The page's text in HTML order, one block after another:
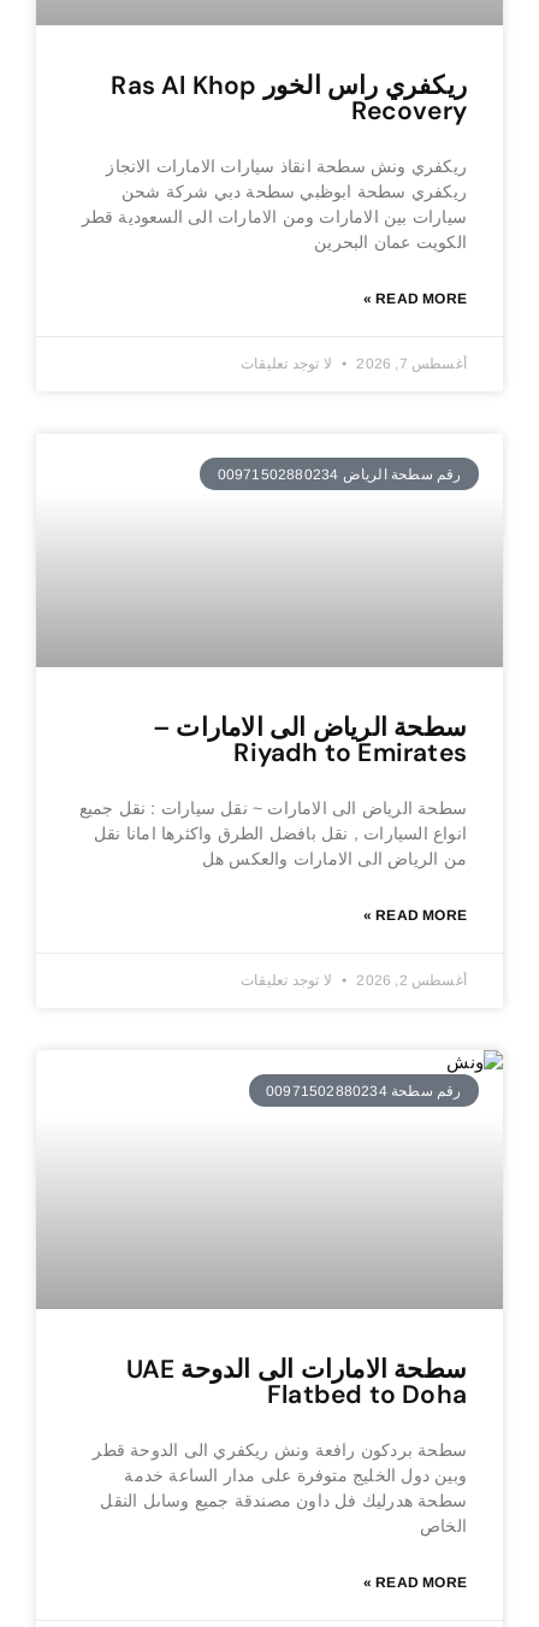
ريكفري راس الخور Ras Al Khop
Recovery
ريكفري ونش سطحة انقاذ سيارات الامارات الانجاز
ريكفري سطحة ابوظبي سطحة دبي شركة شحن
سيارات بين الامارات ومن الامارات الى السعودية قطر
الكويت عمان البحرين
READ MORE »
أغسطس 7, 2026 لا توجد تعليقات
رقم سطحة الرياض 00971502880234
سطحة الرياض الى الامارات –
Riyadh to Emirates
سطحة الرياض الى الامارات ~ نقل سيارات : نقل جميع
انواع السيارات , نقل بافضل الطرق واكثرها امانا نقل
من الرياض الى الامارات والعكس هل
READ MORE »
أغسطس 2, 2026 لا توجد تعليقات
رقم سطحة 00971502880234
سطحة الامارات الى الدوحة UAE
Flatbed to Doha
سطحة بردكون رافعة ونش ريكفري الى الدوحة قطر
وبين دول الخليج متوفرة على مدار الساعة خدمة
سطحة هدرليك فل داون مصندقة جميع وساىل النقل
الخاص
READ MORE »